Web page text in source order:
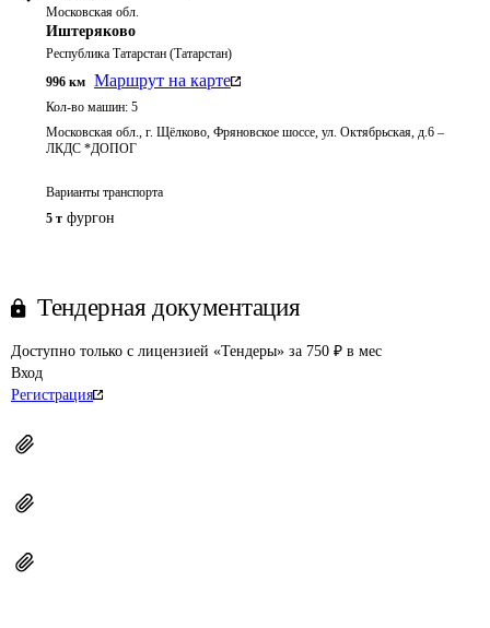
Московская обл.
Иштеряково
Республика Татарстан (Татарстан)
996 км Маршрут на карте
Кол-во машин: 5
Московская обл., г. Щёлково, Фряновское шоссе, ул. Октябрьская, д.6 –
ЛКДС *ДОПОГ
Варианты транспорта
5 т фургон
Тендерная документация
Доступно только с лицензией «Тендеры» за 750 ₽ в мес
Вход
Регистрация